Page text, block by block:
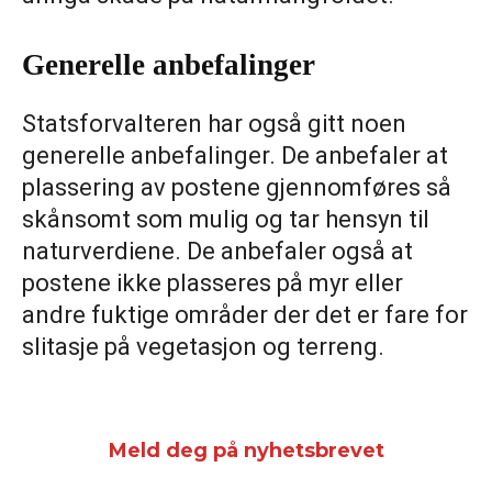
Generelle anbefalinger
Statsforvalteren har også gitt noen
generelle anbefalinger. De anbefaler at
plassering av postene gjennomføres så
skånsomt som mulig og tar hensyn til
naturverdiene. De anbefaler også at
postene ikke plasseres på myr eller
andre fuktige områder der det er fare for
slitasje på vegetasjon og terreng.
Meld deg på nyhetsbrevet